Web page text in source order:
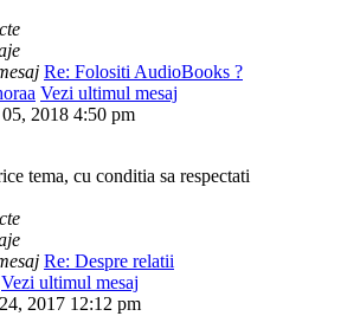
Re: Folositi AudioBooks ?
Vezi ultimul mesaj
2018 4:50 pm
tema, cu conditia sa respectati
Re: Despre relatii
Vezi ultimul mesaj
2017 12:12 pm